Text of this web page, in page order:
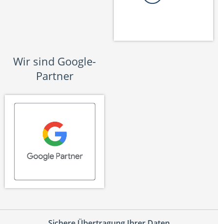
Wir sind Google-
Partner